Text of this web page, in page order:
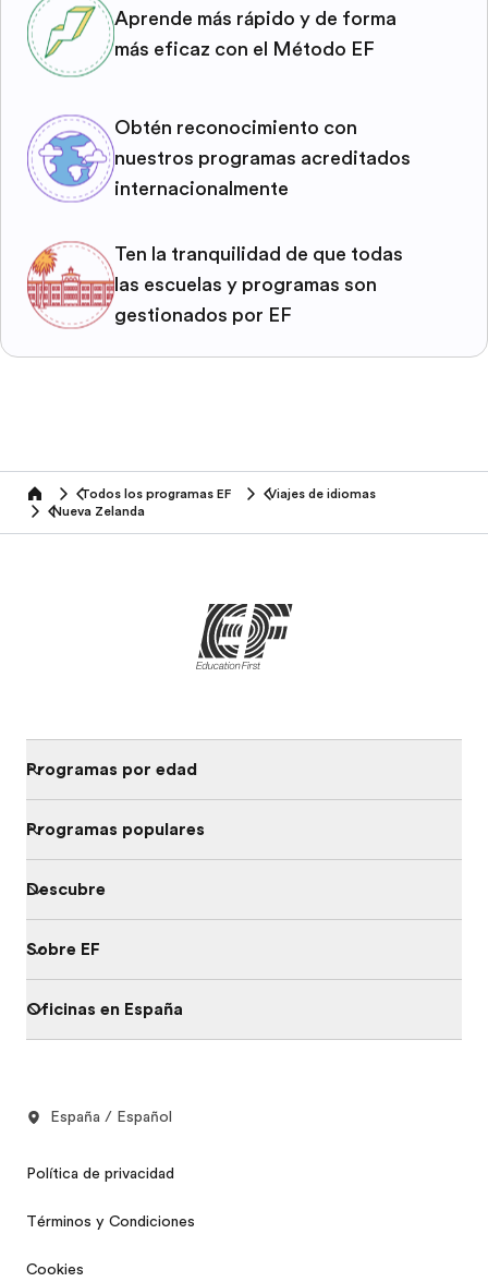
Aprende más rápido y de forma
más eficaz con el Método EF
Obtén reconocimiento con
nuestros programas acreditados
internacionalmente
Ten la tranquilidad de que todas
las escuelas y programas son
gestionados por EF
home Todos los programas EF
Viajes de idiomas
Nueva Zelanda
Programas por edad
Programas populares
Descubre
Sobre EF
Oficinas en España
España / Español
Política de privacidad
Términos y Condiciones
Cookies